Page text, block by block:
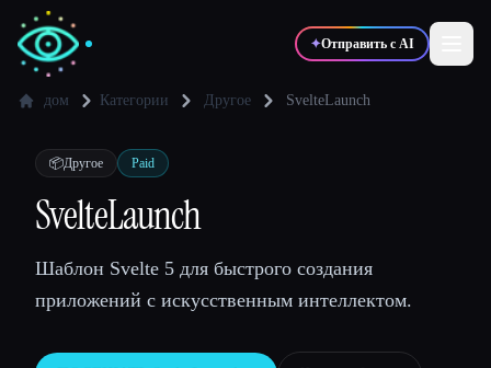
✦Отправить с AI
✍️Писатели
💻
🎓Студенты 🎬 Креаторы
дом Категории Другое SvelteLaunch
📦Другое Paid
SvelteLaunch
Шаблон Svelte 5 для быстрого создания
приложений с искусственным интеллектом.